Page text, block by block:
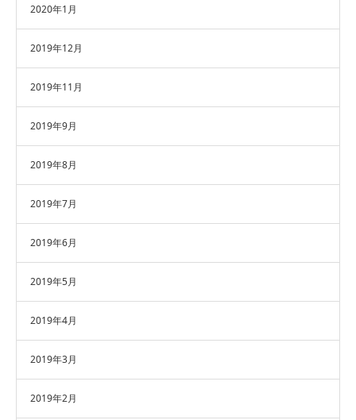
2020年1月
2019年12月
2019年11月
2019年9月
2019年8月
2019年7月
2019年6月
2019年5月
2019年4月
2019年3月
2019年2月